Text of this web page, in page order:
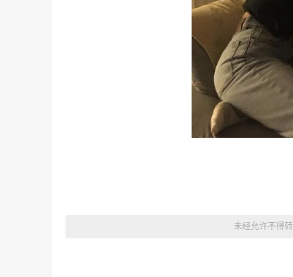
未经允许不得转